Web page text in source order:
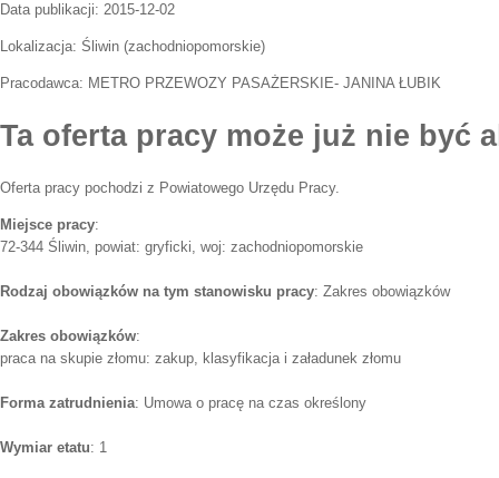
Data publikacji: 2015-12-02
Lokalizacja: Śliwin (zachodniopomorskie)
Pracodawca: METRO PRZEWOZY PASAŻERSKIE- JANINA ŁUBIK
Ta oferta pracy może już nie być
Oferta pracy pochodzi z Powiatowego Urzędu Pracy.
Miejsce pracy:
72-344 Śliwin, powiat: gryficki, woj: zachodniopomorskie
Rodzaj obowiązków na tym stanowisku pracy: Zakres obowiązków
Zakres obowiązków:
praca na skupie złomu: zakup, klasyfikacja i załadunek złomu
Forma zatrudnienia: Umowa o pracę na czas określony
Wymiar etatu: 1